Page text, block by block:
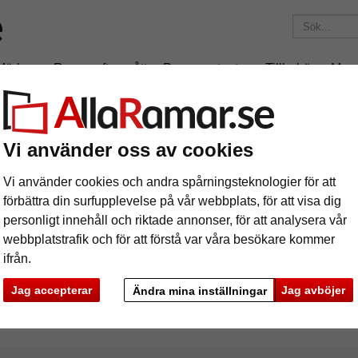
Vi använder oss av cookies
Vi använder cookies och andra spårningsteknologier för att
förbättra din surfupplevelse på vår webbplats, för att visa dig
personligt innehåll och riktade annonser, för att analysera vår
webbplatstrafik och för att förstå var våra besökare kommer
ifrån.
Jag accepterar Jag avböjer
Ändra mina inställningar
Ramar efter mått Passepartouter Tillbehör
195 kr
cm
egenskaper Profilbredd